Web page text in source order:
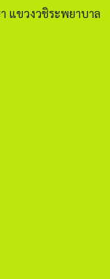
แขวงวชิระพยาบาล